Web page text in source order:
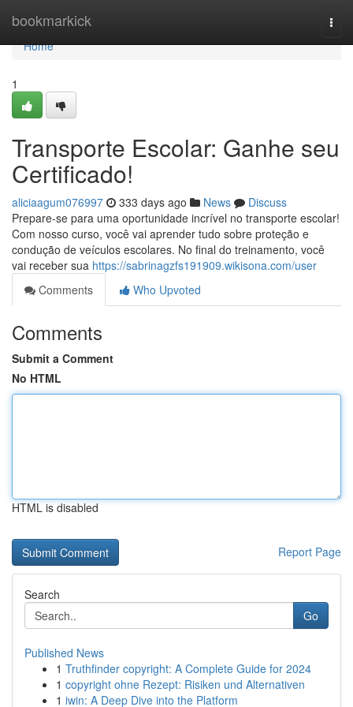
bookmarkick
Home
Home
1
Transporte Escolar: Ganhe seu
Certificado!
aliciaagum076997 333 days ago News
Discuss
Prepare-se para uma oportunidade incrível no transporte escolar!
Com nosso curso, você vai aprender tudo sobre proteção e
condução de veículos escolares. No final do treinamento, você
vai receber sua https://sabrinagzfs191909.wikisona.com/user
Comments
Who Upvoted
Comments
Submit a Comment
No HTML
HTML is disabled
Report Page
Search
Go
Published News
1 Truthfinder copyright: A Complete Guide for 2024
1 copyright ohne Rezept: Risiken und Alternativen
1 iwin: A Deep Dive into the Platform